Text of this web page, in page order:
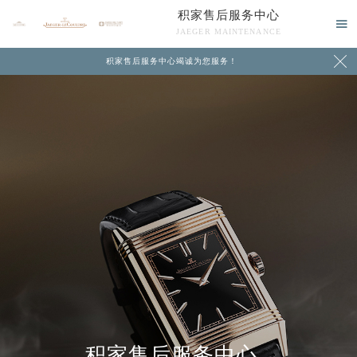
积家售后服务中心
JAEGER MAINTENANCE

积家售后服务中心竭诚为您服务！ 